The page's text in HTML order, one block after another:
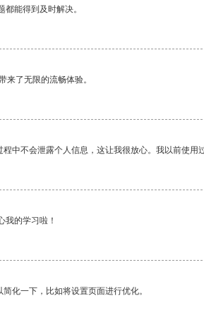
能得到及时解决。
来了无限的流畅体验。
中不会泄露个人信息，这让我很放心。我以前使
我的学习啦！
化一下，比如将设置页面进行优化。